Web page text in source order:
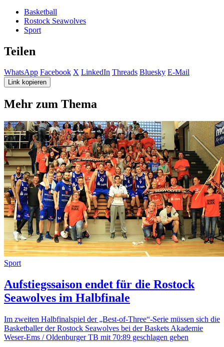
Basketball
Rostock Seawolves
Sport
Teilen
WhatsApp Facebook X LinkedIn Threads Bluesky E-Mail
Link kopieren
Mehr zum Thema
Sport
Aufstiegssaison endet für die Rostock
Seawolves im Halbfinale
Im zweiten Halbfinalspiel der „Best-of-Three“-Serie müssen sich die
Basketballer der Rostock Seawolves bei der Baskets Akademie
Weser-Ems / Oldenburger TB mit 70:89 geschlagen geben